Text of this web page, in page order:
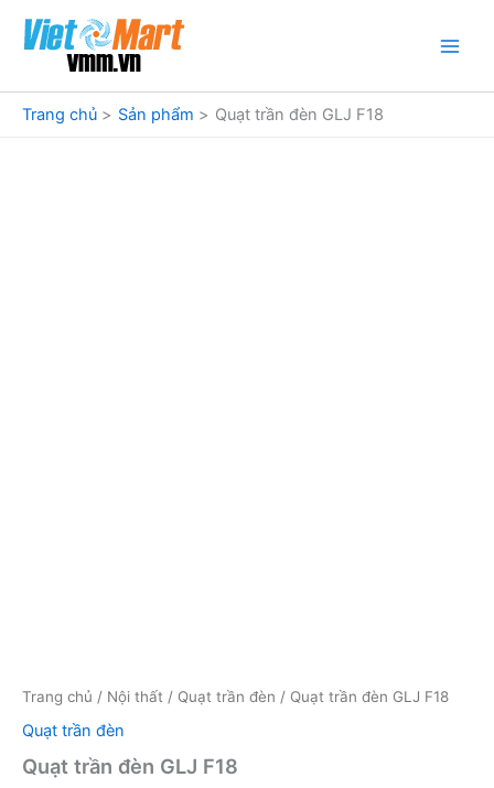
dung
Trang chủ
Sản phẩm Quạt trần đèn GLJ F18
Trang chủ / Nội thất / Quạt trần đèn / Quạt trần đèn GLJ F18
Quạt trần đèn
Quạt trần đèn GLJ F18